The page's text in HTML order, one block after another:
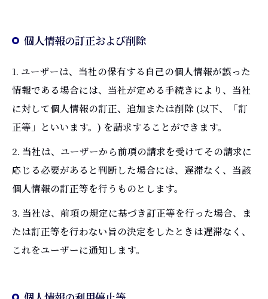
個人情報の訂正および削除
1. ユーザーは、当社の保有する自己の個人情報が誤った
情報である場合には、当社が定める手続きにより、当社
に対して個人情報の訂正、追加または削除 (以下、「訂
正等」といいます。) を請求することができます。
2. 当社は、ユーザーから前項の請求を受けてその請求に
応じる必要があると判断した場合には、遅滞なく、当該
個人情報の訂正等を行うものとします。
3. 当社は、前項の規定に基づき訂正等を行った場合、ま
たは訂正等を行わない旨の決定をしたときは遅滞なく、
これをユーザーに通知します。